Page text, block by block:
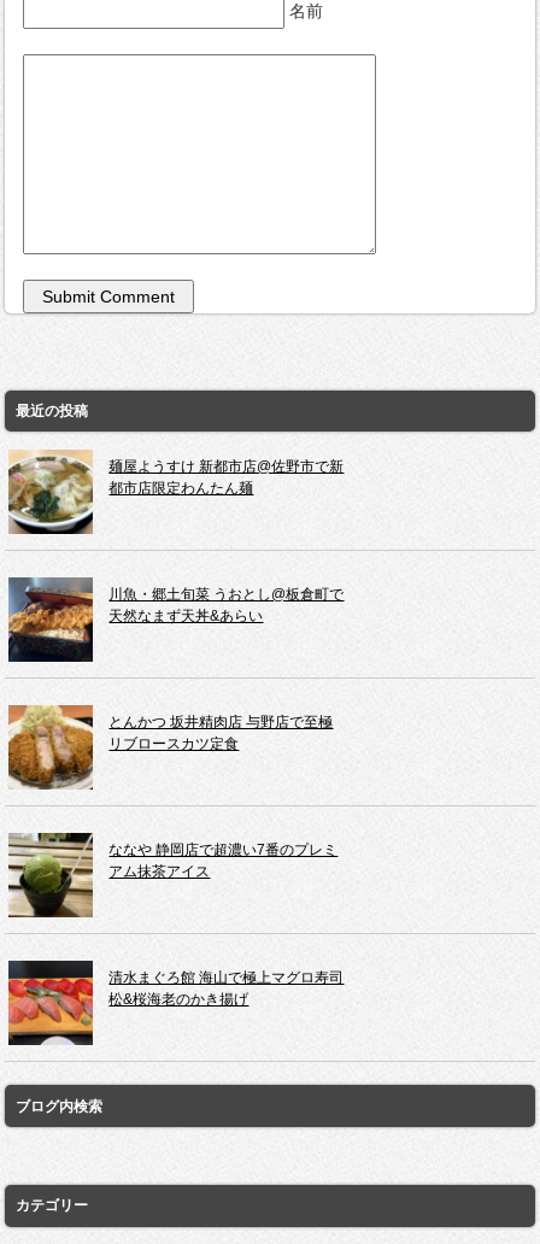
名前
最近の投稿
麺屋ようすけ 新都市店@佐野市で新
都市店限定わんたん麺
川魚・郷土旬菜 うおとし@板倉町で
天然なまず天丼&あらい
とんかつ 坂井精肉店 与野店で至極
リブロースカツ定食
ななや 静岡店で超濃い7番のプレミ
アム抹茶アイス
清水まぐろ館 海山で極上マグロ寿司
松&桜海老のかき揚げ
ブログ内検索
カテゴリー